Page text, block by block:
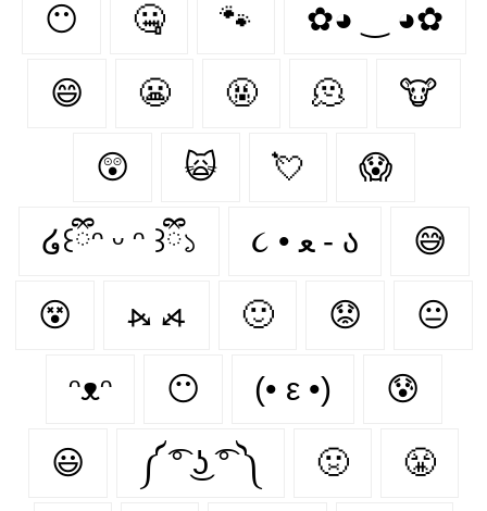
😶‍ 🤐 🐾 ✿◕ ‿ ◕✿
😄 😬 🤬 🫠 🐮
😲 🙀 💘 😱
໒꒰ྀིᵔ ᵕ ᵔ ꒱ྀི১ ૮ • ﻌ - ა⁩ 😅
😵 ⦮ ⦯ 🙂 😟 😐
ᵔᴥᵔ 😶 (• ε •) 😰
😃 ༼ ͡° ͜ʖ ͡° ༽ 🤢 😤